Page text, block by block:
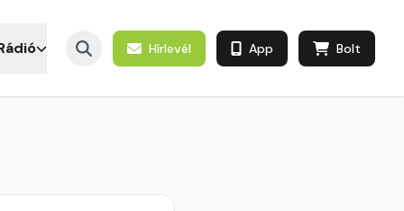
Hírlevél App Bolt